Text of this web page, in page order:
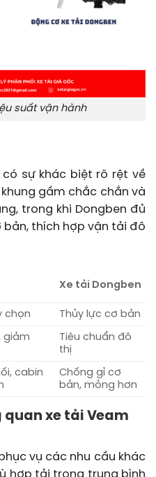
suất vận hành
có sự khác biệt rõ rệt về
gầm chắc chắn và
trong khi Dongben đủ
thích hợp vận tải đô
Xe tải Dongben
chọn Thủy lực cơ bản
giảm
Tiêu chuẩn đô
thị
cabin
Chống gỉ cơ
bản, mỏng hơn
quan xe tải Veam
vụ các nhu cầu khác
hợp tải trọng trung bình